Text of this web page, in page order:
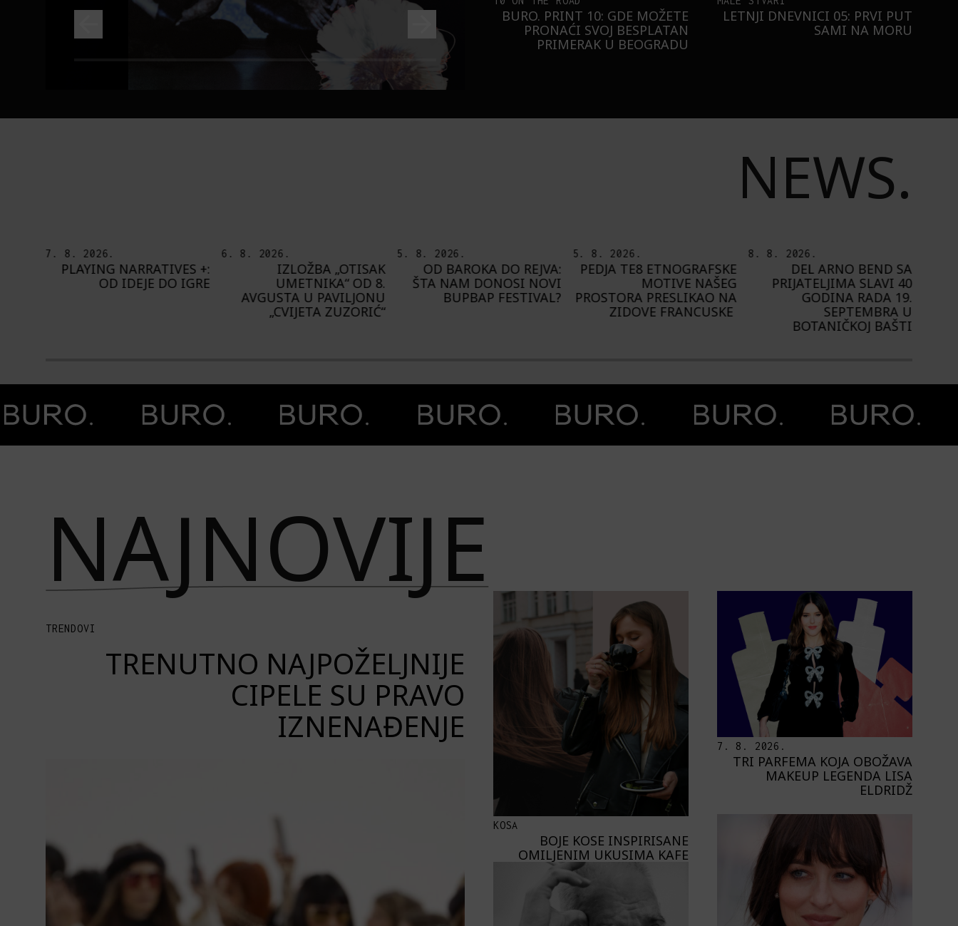
BURO. PRINT 10: GDE MOŽETE
PRONAĆI SVOJ BESPLATAN
PRIMERAK U BEOGRADU
LETNJI DNEVNICI 05: PRVI PUT
SAMI NA MORU
NEWS.
6. 8. 2026.
IZLOŽBA „OTISAK
UMETNIKA“ OD 8.
5. 8. 2026.
OD BAROKA DO REJVA:
ŠTA NAM DONOSI NOVI
BUPBAP FESTIVAL?
5. 8. 2026.
PEDJA TE8 ETNOGRAFSKE
MOTIVE NAŠEG
PROSTORA PRESLIKAO NA
8. 8. 2026.
DEL ARNO BEND SA
PRIJATELJIMA SLAVI 40
GODINA RADA 19.
SEPTEMBRA U
7. 8. 2026.
PLAYING NARRATIVES +:
OD IDEJE DO IGRE
NAJNOVIJE
TRENDOVI
TRENUTNO NAJPOŽELJNIJE
CIPELE SU PRAVO
IZNENAĐENJE
KOSA
BOJE KOSE INSPIRISANE
OMILJENIM UKUSIMA KAFE
7. 8. 2026.
TRI PARFEMA KOJA OBOŽAVA
MAKEUP LEGENDA LISA
ELDRIDŽ